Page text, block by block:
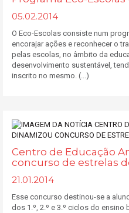
05.02.2014
O Eco-Escolas consiste num
encorajar ações e reconhecer o
pelas escolas, no âmbito da
desenvolvimento sustentável,
inscrito no mesmo. (...)
Centro de Educação
concurso de estrelas
21.01.2014
Esse concurso destinou-se a
dos 1.º, 2.º e 3.º ciclos do